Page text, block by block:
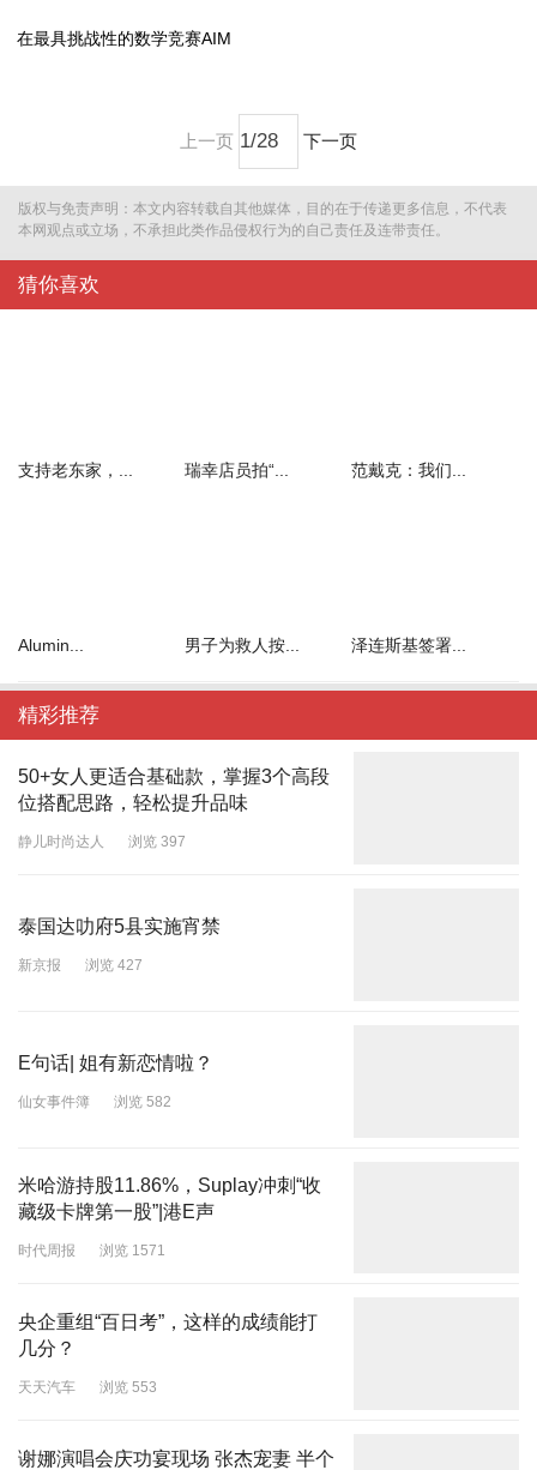
在最具挑战性的数学竞赛AIM
上一页 下一页
版权与免责声明：本文内容转载自其他媒体，目的在于传递更多信息，不代表
本网观点或立场，不承担此类作品侵权行为的自己责任及连带责任。
猜你喜欢
支持老东家，... 瑞幸店员拍“... 范戴克：我们...
Alumin... 男子为救人按... 泽连斯基签署...
精彩推荐
50+女人更适合基础款，掌握3个高段
位搭配思路，轻松提升品味
静儿时尚达人 浏览 397
泰国达叻府5县实施宵禁
新京报 浏览 427
E句话| 姐有新恋情啦？
仙女事件簿 浏览 582
米哈游持股11.86%，Suplay冲刺“收
藏级卡牌第一股”|港E声
时代周报 浏览 1571
央企重组“百日考”，这样的成绩能打
几分？
天天汽车 浏览 553
谢娜演唱会庆功宴现场 张杰宠妻 半个